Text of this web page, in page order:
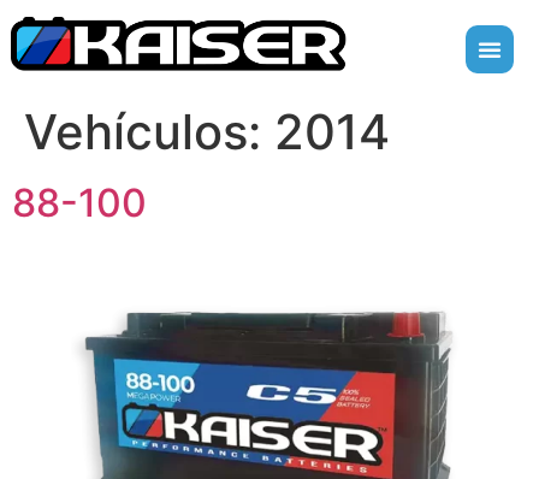
Vehículos: 2014
88-100